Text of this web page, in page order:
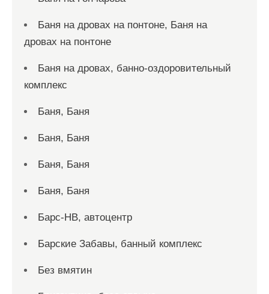
Баня на дровах на понтоне, Баня на
дровах на понтоне
Баня на дровах, банно-оздоровительный
комплекс
Баня, Баня
Баня, Баня
Баня, Баня
Баня, Баня
Барс-НВ, автоцентр
Барские Забавы, банный комплекс
Без вмятин